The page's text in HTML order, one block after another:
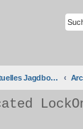
Virtuelles Jagdbombergeschwader 32